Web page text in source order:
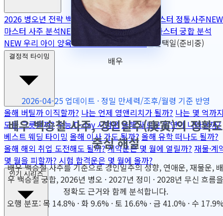
2026 병오년 전략 백서 NEW 2026 토정비결마스터 정통사주NEW
마스터 사주 분석NEW 무보정 사주 판독NEW
마스터 궁합 분석
NEW 우리 아이 양육 궁합 작명 출산택일(준비중)
결정적 타이밍
올해 버틸까 이직할까? 나는 언제 영앤리치가 될까? 나는 몇 억까
모을 그릇일까?수능 D-day 시험운올해 새로운 인연이 나타날까?
베스트 웨딩 타이밍 올해 이사 가도 될까? 올해 유학 떠나도 될까?
올해 해외 취업 도전해도 될까?계약운은 몇 월에 열릴까? 재물·계
몇 월을 피할까? 시험 합격운은 몇 월에 올까?
인기 시리즈
배우
2026-04-25 업데이트 · 정밀 만세력/조후/월령 기준 반영
배우 백승철 사주, 경인일주(庚寅)의 정확도
중심 해설
배우 백승철 사주를 기준으로 경인일주의 성향, 연애운, 재물운, 배
우 백승철 궁합, 2026년 병오 · 2027년 정미 · 2028년 무신 흐름을
정확도 근거와 함께 분석합니다.
오행 분포: 목 14.8% · 화 9.6% · 토 16.6% · 금 41.0% · 수